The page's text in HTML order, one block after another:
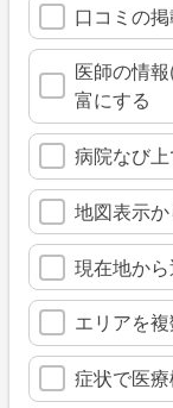
口コミの
医師の情
富にする
病院なび
地図表示
現在地か
エリアを
症状で医